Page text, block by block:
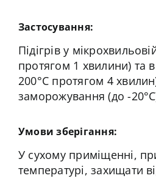
Застосування:
Підігрів у
протягом 1 хвилини) та
200°C протягом 4
заморожування (до -
Умови зберігання:
У сухому приміщенні,
температурі, захищати